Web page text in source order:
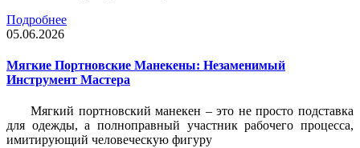
Подробнее
05.06.2026
Мягкие Портновские Манекены: Незаменимый
Инструмент Мастера
Мягкий портновский манекен – это не просто подставка
для одежды, а полноправный участник рабочего процесса,
имитирующий человеческую фигуру